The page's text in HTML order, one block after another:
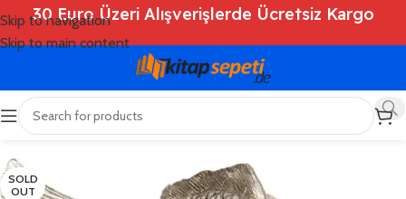
Skip to navigation
Skip to main content
30 Euro Üzeri Alışverişlerde Ücretsiz Kargo
Ana Sayfa Shop
SOLD
OUT